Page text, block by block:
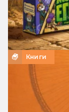
Книги